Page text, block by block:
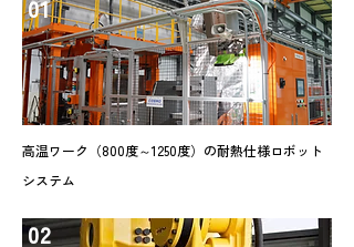
01
高温ワーク（800度～1250度）の耐熱仕様ロボット
システム
02